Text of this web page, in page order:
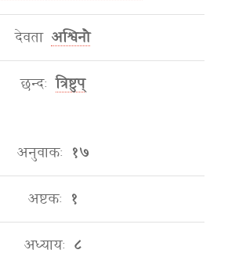
देवता अश्विनौ
छन्दः त्रिष्टुप्
अनुवाकः १७
अष्टकः १
अध्यायः ८